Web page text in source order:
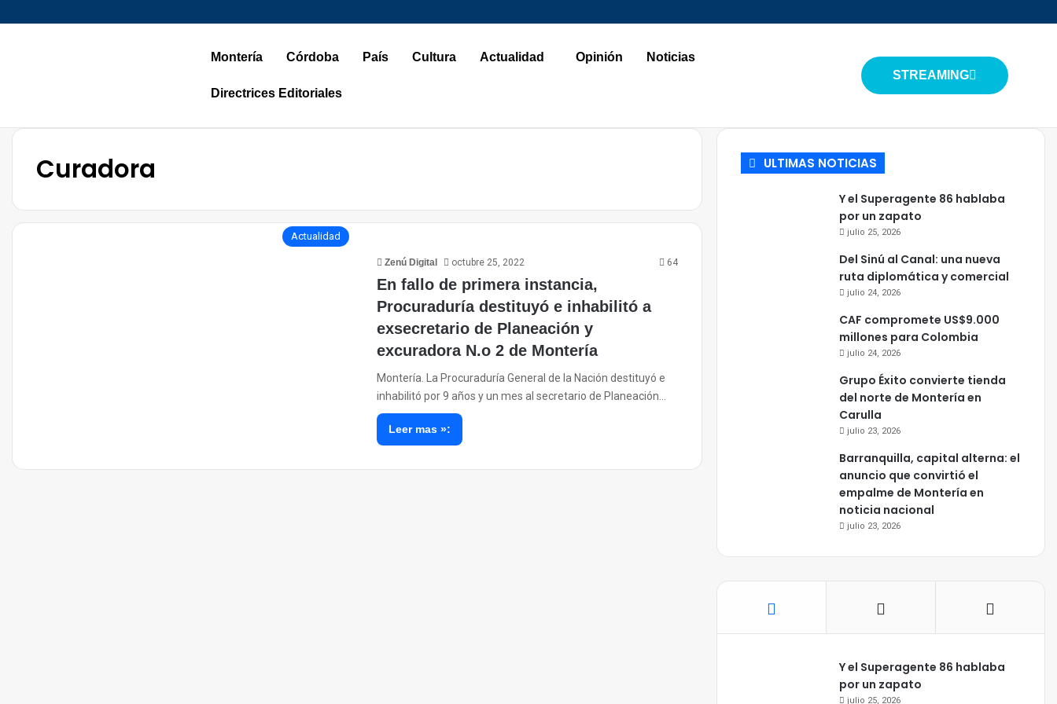
Montería Córdoba País Cultura Actualidad Opinión Noticias
Directrices Editoriales
STREAMING
Curadora
Actualidad
Zenú Digital octubre 25, 2022 64
En fallo de primera instancia,
Procuraduría destituyó e inhabilitó a
exsecretario de Planeación y
excuradora N.o 2 de Montería
Montería. La Procuraduría General de la Nación destituyó e
inhabilitó por 9 años y un mes al secretario de Planeación…
Leer mas »:
ULTIMAS NOTICIAS
Y el Superagente 86 hablaba
por un zapato
julio 25, 2026
Del Sinú al Canal: una nueva
ruta diplomática y comercial
julio 24, 2026
CAF compromete US$9.000
millones para Colombia
julio 24, 2026
Grupo Éxito convierte tienda
del norte de Montería en
Carulla
julio 23, 2026
Barranquilla, capital alterna: el
anuncio que convirtió el
empalme de Montería en
noticia nacional
julio 23, 2026
Y el Superagente 86 hablaba
por un zapato
julio 25, 2026